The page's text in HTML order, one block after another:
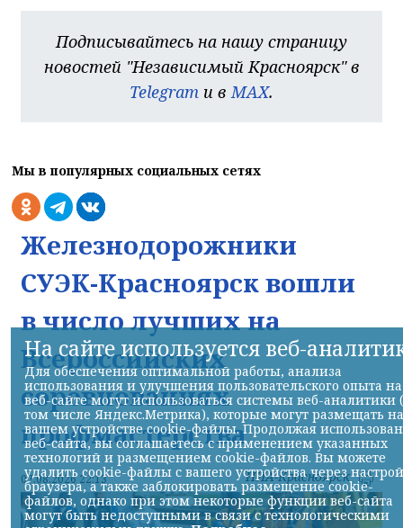
Подписывайтесь на нашу страницу
новостей "Независимый Красноярск" в
Telegram и вMAX.
Мы в популярных социальных сетях
Железнодорожники
СУЭК-Красноярск вошли
в число лучших на
Всероссийских
соревнованиях
профмастерства
07.08.2026 22:13 НИА-Красноярск
На сайте используется веб-
Для обеспечения оптимальной работы, анализа
использования и улучшения пользовательского опыта на
веб-сайте могут использоваться системы веб-аналитики
том числе Яндекс.Метрика), которые могут размещать на
вашем устройстве cookie-файлы. Продолжая
веб-сайта, вы соглашаетесь с применением указанных
технологий и размещением cookie-файлов. Вы можете
удалить cookie-файлы с вашего устройства через
браузера, а также заблокировать размещение cookie-
файлов, однако при этом некоторые функции веб-сайта
могут быть недоступными в связи с технологическими